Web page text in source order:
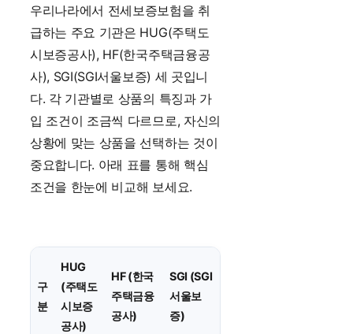
우리나라에서 전세보증보험을 취
급하는 주요 기관은 HUG(주택도
시보증공사), HF(한국주택금융공
사), SGI(SGI서울보증) 세 곳입니
다. 각 기관별로 상품의 특징과 가
입 조건이 조금씩 다르므로, 자신의
상황에 맞는 상품을 선택하는 것이
중요합니다. 아래 표를 통해 핵심
조건을 한눈에 비교해 보세요.
구
분
HUG
(주택도
시보증
공사)
HF (한국
주택금융
공사)
SGI (SGI
서울보
증)